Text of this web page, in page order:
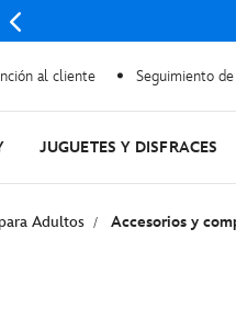
al cliente Seguimiento de
JUGUETES Y DISFRACES
Adultos Accesorios y